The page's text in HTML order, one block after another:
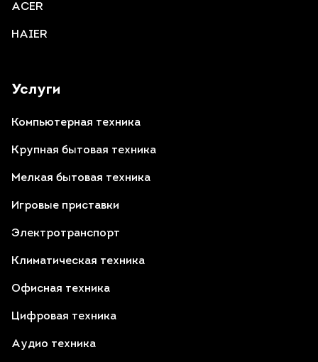
Услуги
Компьютерная техника
Крупная бытовая техника
Мелкая бытовая техника
Игровые приставки
Электротранспорт
Климатическая техника
Офисная техника
Цифровая техника
Аудио техника
ACER
HAIER